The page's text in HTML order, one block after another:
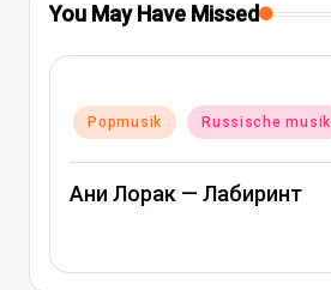
You May Have Missed
Posted
in
Popmusik Russische musik
Ани Лорак — Лабиринт